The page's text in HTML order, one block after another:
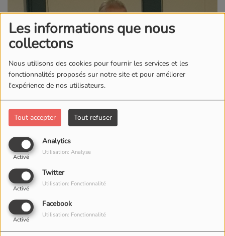
Les informations que nous
collectons
Nous utilisons des cookies pour fournir les services et les
fonctionnalités proposés sur notre site et pour améliorer
l'expérience de nos utilisateurs.
Tout accepter Tout refuser
Analytics
Activé
Utilisation: Analyse
Twitter
Activé
Utilisation: Fonctionnalité
Facebook
Activé
Utilisation: Fonctionnalité